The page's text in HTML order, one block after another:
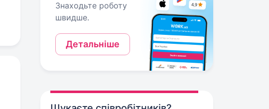
Знаходьте роботу
швидше.
Детальніше